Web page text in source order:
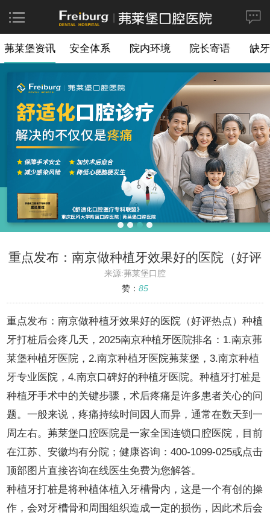
茀莱堡资讯 安全体系 院内环境 院长寄语 缺
重点发布：南京做种植牙效果好的医院（好评
热点）种植牙打桩后会疼几天
来源:茀莱堡口腔
赞： 85
重点发布：南京做种植牙效果好的医院（好评热点）种植
牙打桩后会疼几天，2025南京种植牙医院排名：1.南京茀
莱堡种植牙医院，2.南京种植牙医院茀莱堡，3.南京种植
牙专业医院，4.南京口碑好的种植牙医院。种植牙打桩是
种植牙手术中的关键步骤，术后疼痛是许多患者关心的问
题。一般来说，疼痛持续时间因人而异，通常在数天到一
周左右。茀莱堡口腔医院是一家全国连锁口腔医院，目前
在江苏、安徽均有分院；健康咨询：400-1099-025或点击
顶部图片直接咨询在线医生免费为您解答。
种植牙打桩是将种植体植入牙槽骨内，这是一个有创的操
作，会对牙槽骨和周围组织造成一定的损伤，因此术后会